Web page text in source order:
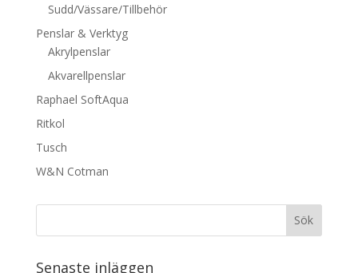
Sudd/Vässare/Tillbehör
Penslar & Verktyg
Akrylpenslar
Akvarellpenslar
Raphael SoftAqua
Ritkol
Tusch
W&N Cotman
Senaste inläggen